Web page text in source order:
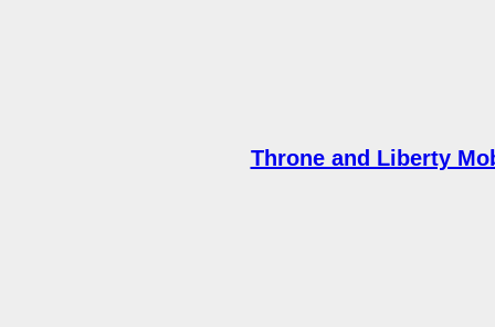
Throne and Liberty